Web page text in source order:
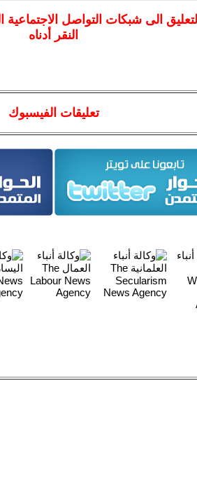
التعليق الى شبكات التواصل الاجتماعية
النقر أدناه
تعليقات الفيسبوك